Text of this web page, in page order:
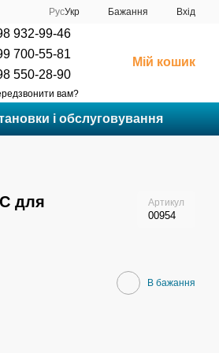
РусУкр Бажання Вхід
932-99-46
700-55-81
550-28-90
вам?
Мій кошик
і обслуговування
для
Артикул
00954
В бажання